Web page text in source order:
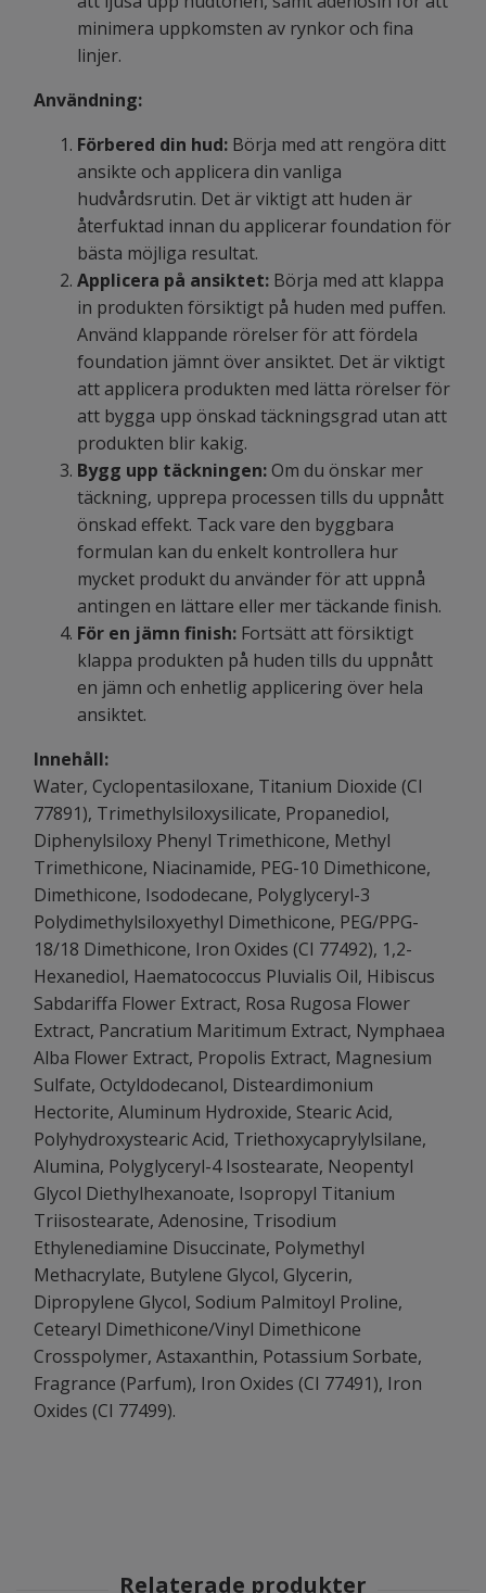
minimera uppkomsten av rynkor och fina
linjer.
Användning:
Förbered din hud: Börja med att rengöra ditt
ansikte och applicera din vanliga
hudvårdsrutin. Det är viktigt att huden är
återfuktad innan du applicerar foundation för
bästa möjliga resultat.
Applicera på ansiktet: Börja med att klappa
in produkten försiktigt på huden med puffen.
Använd klappande rörelser för att fördela
foundation jämnt över ansiktet. Det är viktigt
att applicera produkten med lätta rörelser för
att bygga upp önskad täckningsgrad utan att
produkten blir kakig.
Bygg upp täckningen:Om du önskar mer
täckning, upprepa processen tills du uppnått
önskad effekt. Tack vare den byggbara
formulan kan du enkelt kontrollera hur
mycket produkt du använder för att uppnå
antingen en lättare eller mer täckande finish.
För en jämn finish: Fortsätt att försiktigt
klappa produkten på huden tills du uppnått
en jämn och enhetlig applicering över hela
ansiktet.
Innehåll:
Water, Cyclopentasiloxane, Titanium Dioxide (CI
77891), Trimethylsiloxysilicate, Propanediol,
Diphenylsiloxy Phenyl Trimethicone, Methyl
Trimethicone, Niacinamide, PEG-10 Dimethicone,
Dimethicone, Isododecane, Polyglyceryl-3
Polydimethylsiloxyethyl Dimethicone, PEG/PPG-
18/18 Dimethicone, Iron Oxides (CI 77492), 1,2-
Hexanediol, Haematococcus Pluvialis Oil, Hibiscus
Sabdariffa Flower Extract, Rosa Rugosa Flower
Extract, Pancratium Maritimum Extract, Nymphaea
Alba Flower Extract, Propolis Extract, Magnesium
Sulfate, Octyldodecanol, Disteardimonium
Hectorite, Aluminum Hydroxide, Stearic Acid,
Polyhydroxystearic Acid, Triethoxycaprylylsilane,
Alumina, Polyglyceryl-4 Isostearate, Neopentyl
Glycol Diethylhexanoate, Isopropyl Titanium
Triisostearate, Adenosine, Trisodium
Ethylenediamine Disuccinate, Polymethyl
Methacrylate, Butylene Glycol, Glycerin,
Dipropylene Glycol, Sodium Palmitoyl Proline,
Cetearyl Dimethicone/Vinyl Dimethicone
Crosspolymer, Astaxanthin, Potassium Sorbate,
Fragrance (Parfum), Iron Oxides (CI 77491), Iron
Oxides (CI 77499).